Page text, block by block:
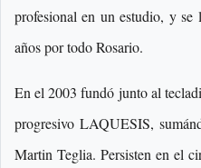
profesional en un estudio, y se
años por todo Rosario.
En el 2003 fundó junto al
progresivo LAQUESIS,
Martin Teglia. Persisten en el